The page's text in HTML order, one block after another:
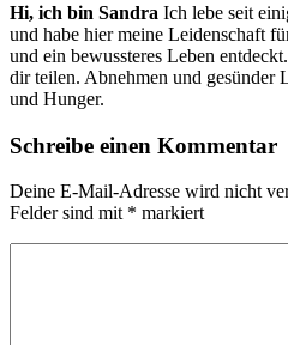
Hi, ich bin Sandra Ich lebe seit
und habe hier meine Leidenschaft
und ein bewussteres Leben
dir teilen. Abnehmen und gesünder
und Hunger.
Schreibe einen Kommentar
Deine E-Mail-Adresse wird nicht
Felder sind mit * markiert